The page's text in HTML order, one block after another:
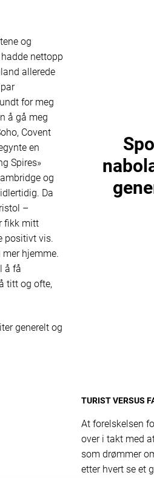
og
nettopp
allerede
for meg
å gå meg
Covent
en
Spires»
og
Da
–
fikk mitt
positivt vis.
hjemme.
å få
titt og ofte,
generelt og
TURIST VERSUS
At forelskelsen
over i takt med
som drømmer
etter hvert se et